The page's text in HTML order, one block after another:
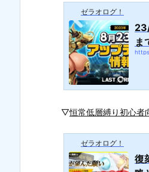
ゼラオログ！
ま
▽恒常低層縛り初心者
ゼラオログ！
復